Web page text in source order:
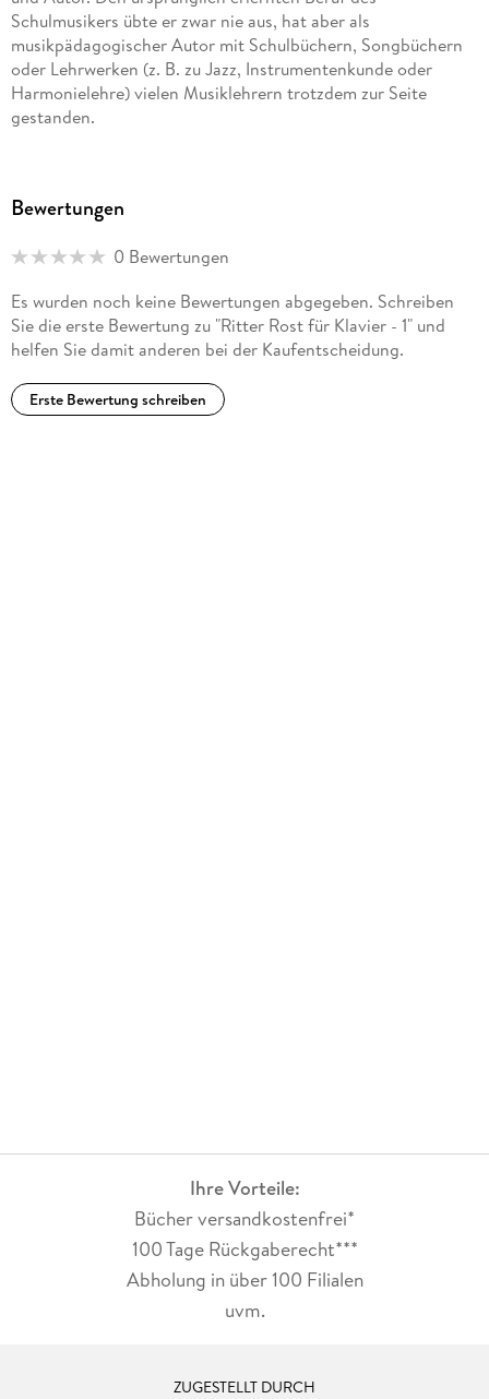
Schulmusikers übte er zwar nie aus, hat aber als
musikpädagogischer Autor mit Schulbüchern, Songbüchern
oder Lehrwerken (z. B. zu Jazz, Instrumentenkunde oder
Harmonielehre) vielen Musiklehrern trotzdem zur Seite
gestanden.
(Musik Felix Janosa), die mehrfach ausgezeichnet wurden.
Bewertungen
0 Bewertungen
Es wurden noch keine Bewertungen abgegeben. Schreiben
Sie die erste Bewertung zu "Ritter Rost für Klavier - 1" und
helfen Sie damit anderen bei der Kaufentscheidung.
Erste Bewertung schreiben
Ihre Vorteile:
Bücher versandkostenfrei*
100 Tage Rückgaberecht***
Abholung in über 100 Filialen
uvm.
ZUGESTELLT DURCH